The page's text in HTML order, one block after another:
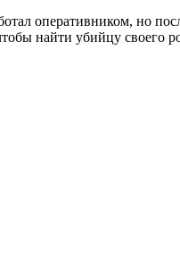
оперативником, но
найти убийцу своего